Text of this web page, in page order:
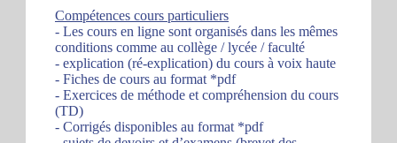
Compétences cours particuliers
- Les cours en ligne sont organisés dans les mêmes
conditions comme au collège / lycée / faculté
- explication (ré-explication) du cours à voix haute
- Fiches de cours au format *pdf
- Exercices de méthode et compréhension du cours
(TD)
- Corrigés disponibles au format *pdf